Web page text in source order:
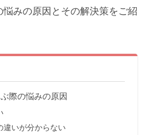
みの原因とその解決策をご紹
際の悩みの原因
違いが分からない